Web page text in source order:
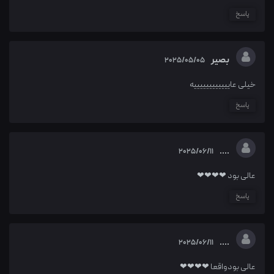
پاسخ
بصیر 2025/05/05
خیلی عاییییییییییییه
پاسخ
....
2025/06/11
عالی بود ❤❤❤❤
پاسخ
....
2025/06/11
عالی بودواقعا ❤❤❤❤